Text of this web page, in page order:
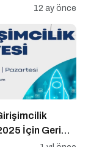
Nasıl
12 ay önce
İçin Geri